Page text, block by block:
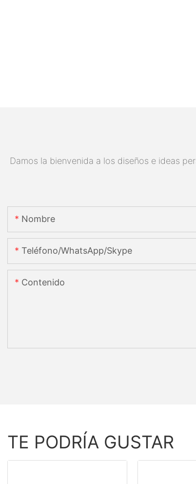
Damos la bienvenida a los diseños e ideas
Nombre
Teléfono/WhatsApp/Skype
Contenido
TE PODRÍA GUSTAR